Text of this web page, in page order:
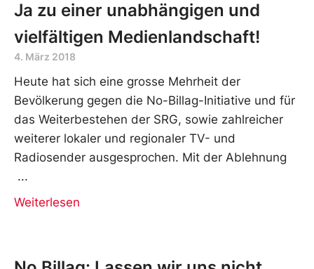
Ja zu einer unabhängigen und
vielfältigen Medienlandschaft!
4. März 2018
Heute hat sich eine grosse Mehrheit der
Bevölkerung gegen die No-Billag-Initiative und für
das Weiterbestehen der SRG, sowie zahlreicher
weiterer lokaler und regionaler TV- und
Radiosender ausgesprochen. Mit der Ablehnung
Weiterlesen